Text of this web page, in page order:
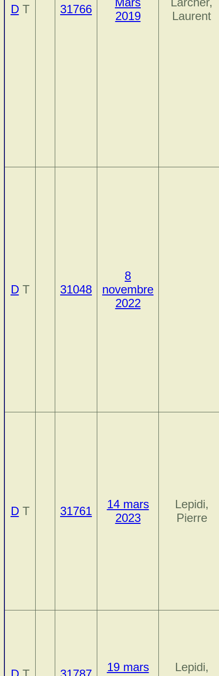
DT 31766
2019
Laurent
DT 31048
8
novembre
2022
DT 31761
14 mars
2023
Lepidi,
Pierre
19 mars
Lepidi,